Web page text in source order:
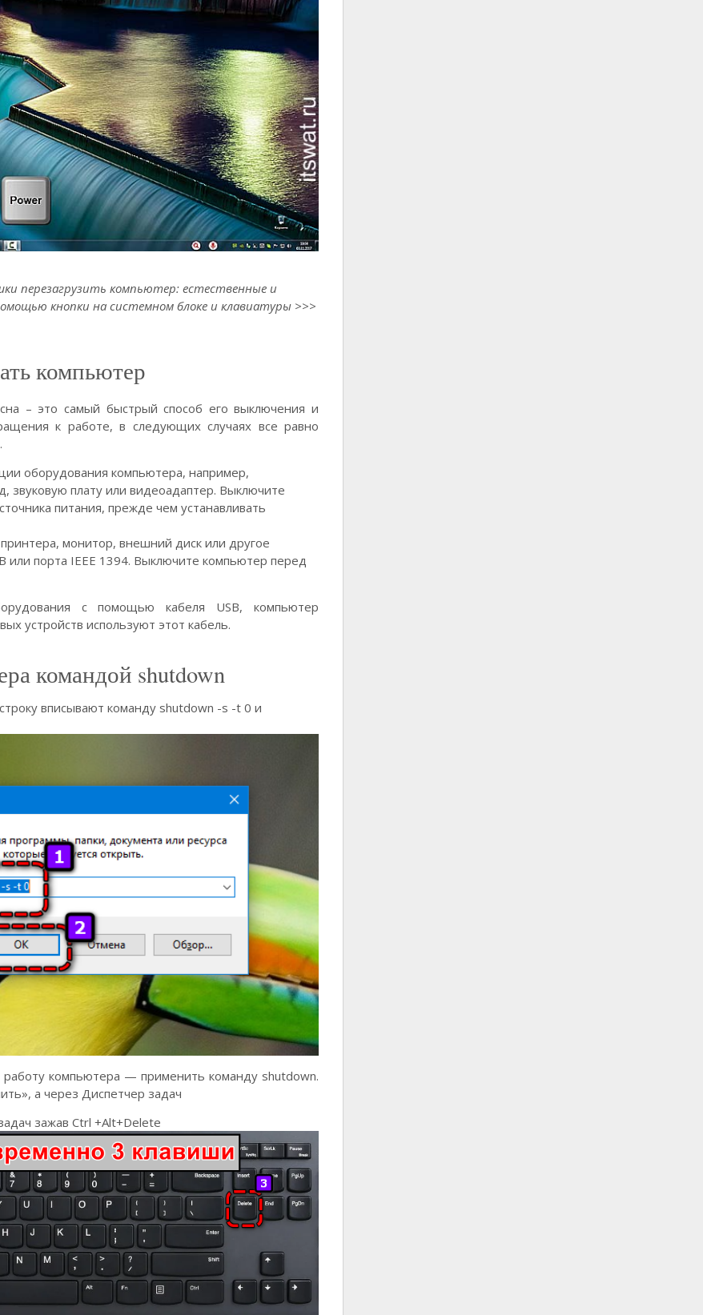
перезагрузить компьютер: естественные и
кнопки на системном блоке и клавиатуры >>>
компьютер
– это самый быстрый способ его выключения и
к работе, в следующих случаях все равно
оборудования компьютера, например,
звуковую плату или видеоадаптер. Выключите
питания, прежде чем устанавливать
монитор, внешний диск или другое
порта IEEE 1394. Выключите компьютер перед
с помощью кабеля USB, компьютер
устройств используют этот кабель.
командой shutdown
вписывают команду shutdown -s -t 0 и
компьютера — применить команду shutdown.
а через Диспетчер задач
зажав Ctrl +Alt+Delete